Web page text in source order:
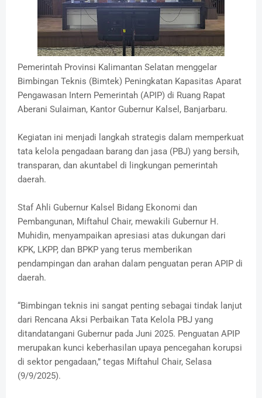
Pemerintah Provinsi Kalimantan Selatan menggelar
Bimbingan Teknis (Bimtek) Peningkatan Kapasitas Aparat
Pengawasan Intern Pemerintah (APIP) di Ruang Rapat
Aberani Sulaiman, Kantor Gubernur Kalsel, Banjarbaru.
Kegiatan ini menjadi langkah strategis dalam memperkuat
tata kelola pengadaan barang dan jasa (PBJ) yang bersih,
transparan, dan akuntabel di lingkungan pemerintah
daerah.
Staf Ahli Gubernur Kalsel Bidang Ekonomi dan
Pembangunan, Miftahul Chair, mewakili Gubernur H.
Muhidin, menyampaikan apresiasi atas dukungan dari
KPK, LKPP, dan BPKP yang terus memberikan
pendampingan dan arahan dalam penguatan peran APIP di
daerah.
“Bimbingan teknis ini sangat penting sebagai tindak lanjut
dari Rencana Aksi Perbaikan Tata Kelola PBJ yang
ditandatangani Gubernur pada Juni 2025. Penguatan APIP
merupakan kunci keberhasilan upaya pencegahan korupsi
di sektor pengadaan,” tegas Miftahul Chair, Selasa
(9/9/2025).